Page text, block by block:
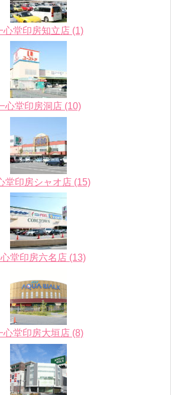
心堂印房知立店 (1)
心堂印房洞店 (10)
堂印房シャオ店 (15)
堂印房六名店 (13)
心堂印房大垣店 (8)